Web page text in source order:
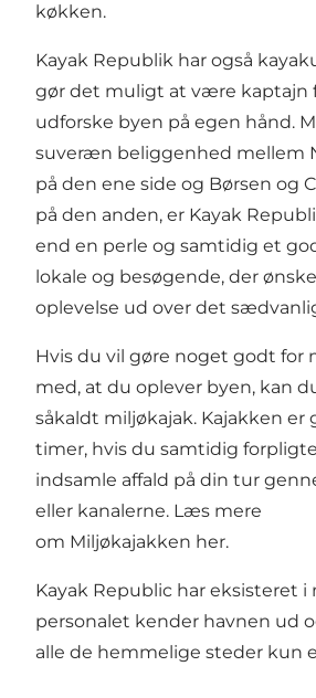
køkken.
Kayak Republik har også
gør det muligt at være kaptajn
udforske byen på egen hånd.
suveræn beliggenhed mellem
på den ene side og Børsen og
på den anden, er Kayak
end en perle og samtidig et
lokale og besøgende, der
oplevelse ud over det
Hvis du vil gøre noget godt for
med, at du oplever byen, kan
såkaldt miljøkajak. Kajakken er
timer, hvis du samtidig
indsamle affald på din tur
eller kanalerne. Læs mere
om Miljøkajakken her.
Kayak Republic har eksisteret i
personalet kender havnen ud
alle de hemmelige steder kun